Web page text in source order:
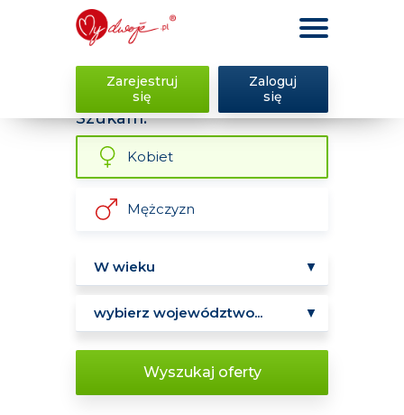
Zarejestruj
się
Zaloguj
się
Szukam:
Kobiet
Mężczyzn
Wyszukaj oferty